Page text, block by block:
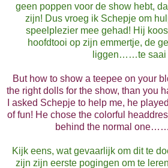
geen poppen voor de show hebt,
zijn! Dus vroeg ik Schepje om
speelplezier mee gehad! Hij
hoofdtooi op zijn emmertje, de
liggen……te saai
But how to show a teepee on your
the right dolls for the show, than you
I asked Schepje to help me, he
of fun! He chose the colorful
behind the normal
Kijk eens, wat gevaarlijk om dit te
zijn zijn eerste pogingen om te